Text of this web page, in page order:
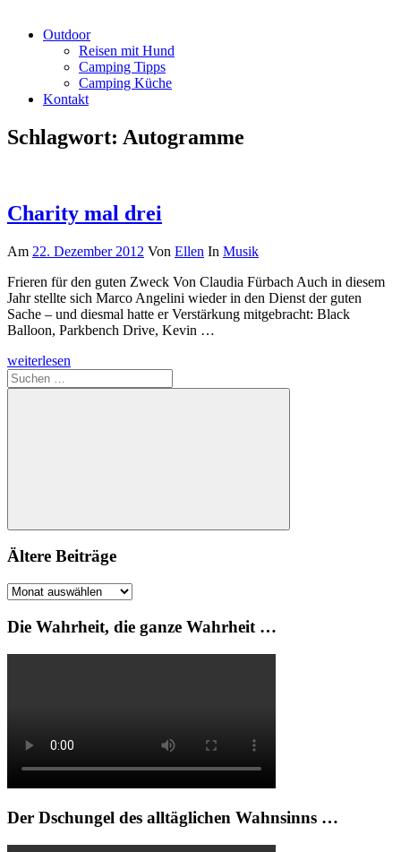
Outdoor
Reisen mit Hund
Camping Tipps
Camping Küche
Kontakt
Schlagwort: Autogramme
Charity mal drei
Am 22. Dezember 2012 Von Ellen In Musik
Frieren für den guten Zweck Von Claudia Fürbach Auch in diesem
Jahr stellte sich Marco Angelini wieder in den Dienst der guten
Sache – und diesmal hatte er Verstärkung mitgebracht: Black
Balloon, Parkbench Drive, Kevin …
weiterlesen
Suchen
nach:
Suchen
Ältere Beiträge
Ältere
Die Wahrheit, die ganze Wahrheit …
Der Dschungel des alltäglichen Wahnsinns …